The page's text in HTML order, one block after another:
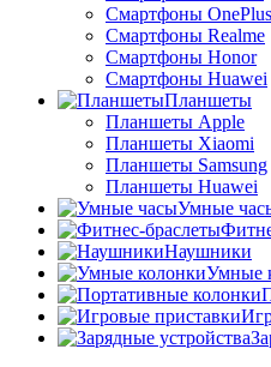
Смартфоны OnePlus
Смартфоны Realme
Смартфоны Honor
Смартфоны Huawei
Планшеты
Планшеты Apple
Планшеты Xiaomi
Планшеты Samsung
Планшеты Huawei
Умные
Наушники
Умные